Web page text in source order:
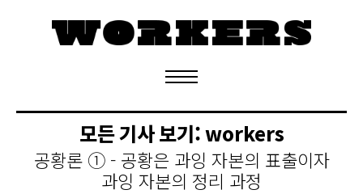
정기구독 신청
모든 기사 보기:workers
공황론 ① - 공황은 과잉 자본의 표출이자
과잉 자본의 정리 과정